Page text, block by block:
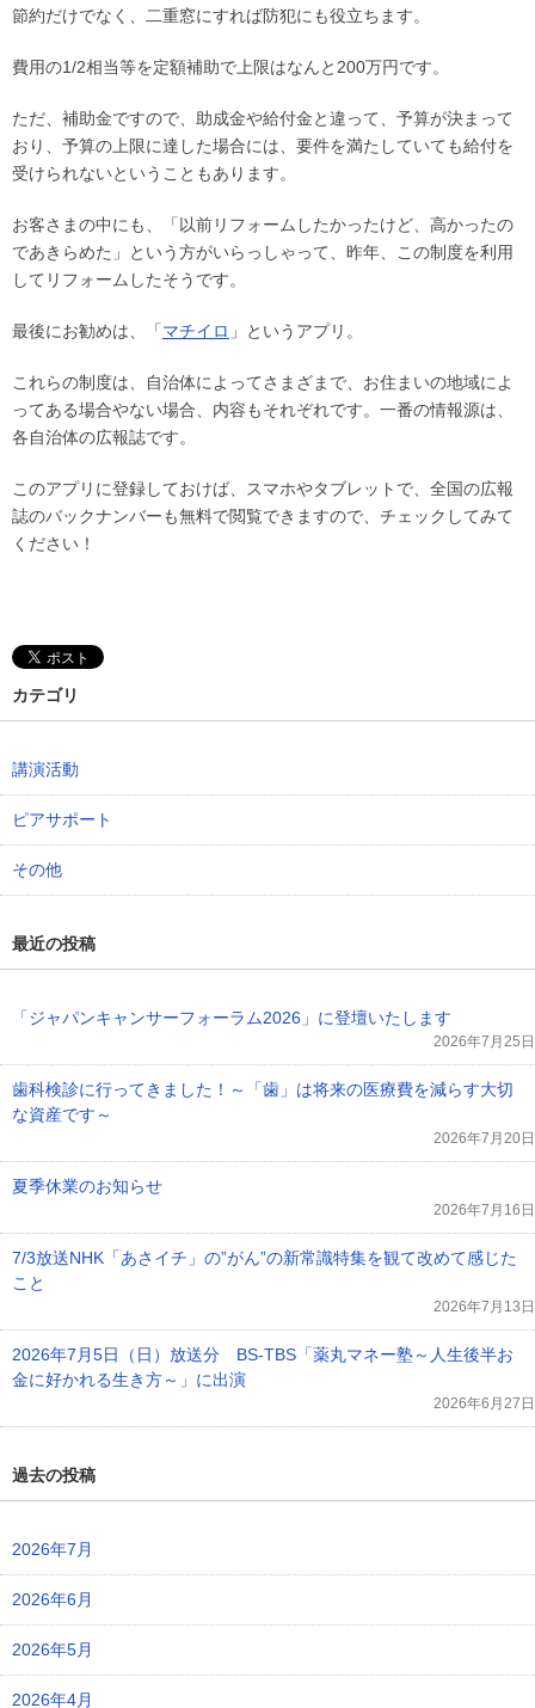
節約だけでなく、二重窓にすれば防犯にも役立ちます。
費用の1/2相当等を定額補助で上限はなんと200万円です。
ただ、補助金ですので、助成金や給付金と違って、予算が決まって
おり、予算の上限に達した場合には、要件を満たしていても給付を
受けられないということもあります。
お客さまの中にも、「以前リフォームしたかったけど、高かったの
であきらめた」という方がいらっしゃって、昨年、この制度を利用
してリフォームしたそうです。
最後にお勧めは、「マチイロ 」というアプリ。
これらの制度は、自治体によってさまざまで、お住まいの地域によ
ってある場合やない場合、内容もそれぞれです。一番の情報源は、
各自治体の広報誌です。
このアプリに登録しておけば、スマホやタブレットで、全国の広報
誌のバックナンバーも無料で閲覧できますので、チェックしてみて
ください！
カテゴリ
講演活動
ピアサポート
その他
最近の投稿
「ジャパンキャンサーフォーラム2026」に登壇いたします
2026年7月25日
歯科検診に行ってきました！～「歯」は将来の医療費を減らす大切
な資産です～
2026年7月20日
夏季休業のお知らせ
2026年7月16日
7/3放送NHK「あさイチ」の”がん”の新常識特集を観て改めて感じた
こと
2026年7月13日
2026年7月5日（日）放送分 BS-TBS「薬丸マネー塾～人生後半お
金に好かれる生き方～」に出演
2026年6月27日
過去の投稿
2026年7月
2026年6月
2026年5月
2026年4月